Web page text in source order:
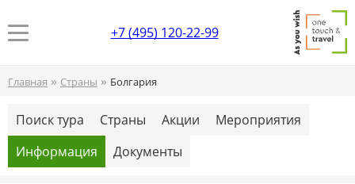
+7 (495) 120-22-99
Главная » Страны » Болгария
Поиск тура Страны Акции
Мероприятия
Информация
Документы